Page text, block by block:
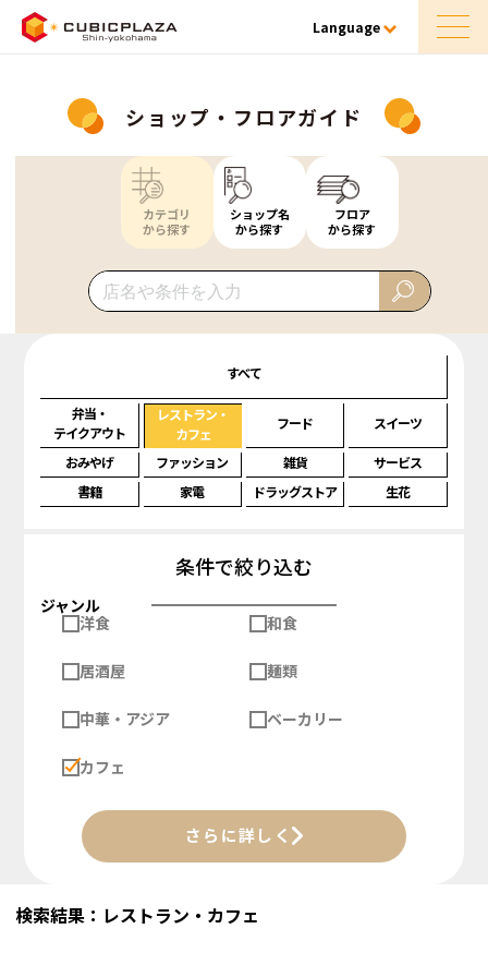
Language
ショップ・フロアガイド
カテゴリ
から探す
ショップ名
から探す
フロア
から探す
すべて
弁当・
テイクアウト
レストラン・
カフェ
フード スイーツ
おみやげ ファッション 雑貨
サービス
書籍
家電 ドラッグストア 生花
条件で絞り込む
ジャンル
洋食
和食
居酒屋 麺類
中華・アジア ベーカリー
カフェ
さらに詳しく
検索結果：レストラン・カフェ